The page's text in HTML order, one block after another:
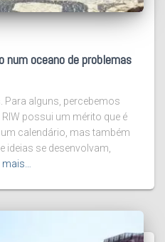
num oceano de problemas
Para alguns, percebemos
possui um mérito que é
calendário, mas também
ideias se desenvolvam,
mais…